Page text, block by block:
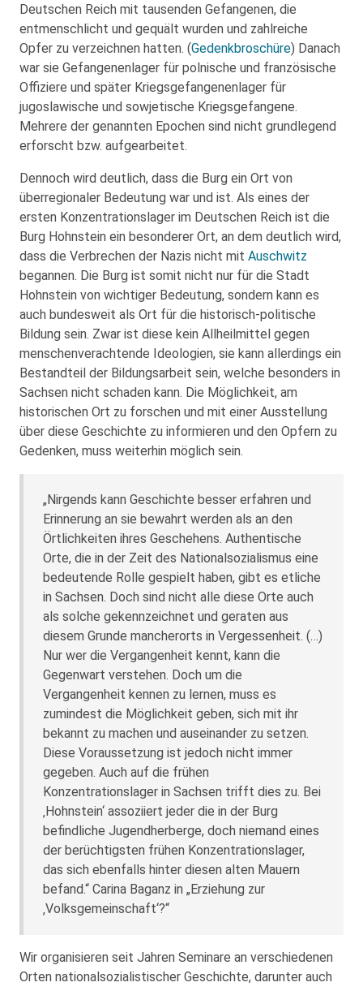
Deutschen Reich mit tausenden Gefangenen, die
entmenschlicht und gequält wurden und zahlreiche
Opfer zu verzeichnen hatten. (Gedenkbroschüre) Danach
war sie Gefangenenlager für polnische und französische
Offiziere und später Kriegsgefangenenlager für
jugoslawische und sowjetische Kriegsgefangene.
Mehrere der genannten Epochen sind nicht grundlegend
erforscht bzw. aufgearbeitet.
Dennoch wird deutlich, dass die Burg ein Ort von
überregionaler Bedeutung war und ist. Als eines der
ersten Konzentrationslager im Deutschen Reich ist die
Burg Hohnstein ein besonderer Ort, an dem deutlich wird,
dass die Verbrechen der Nazis nicht mit Auschwitz
begannen. Die Burg ist somit nicht nur für die Stadt
Hohnstein von wichtiger Bedeutung, sondern kann es
auch bundesweit als Ort für die historisch-politische
Bildung sein. Zwar ist diese kein Allheilmittel gegen
menschenverachtende Ideologien, sie kann allerdings ein
Bestandteil der Bildungsarbeit sein, welche besonders in
Sachsen nicht schaden kann. Die Möglichkeit, am
historischen Ort zu forschen und mit einer Ausstellung
über diese Geschichte zu informieren und den Opfern zu
Gedenken, muss weiterhin möglich sein.
„Nirgends kann Geschichte besser erfahren und
Erinnerung an sie bewahrt werden als an den
Örtlichkeiten ihres Geschehens. Authentische
Orte, die in der Zeit des Nationalsozialismus eine
bedeutende Rolle gespielt haben, gibt es etliche
in Sachsen. Doch sind nicht alle diese Orte auch
als solche gekennzeichnet und geraten aus
diesem Grunde mancherorts in Vergessenheit. (…)
Nur wer die Vergangenheit kennt, kann die
Gegenwart verstehen. Doch um die
Vergangenheit kennen zu lernen, muss es
zumindest die Möglichkeit geben, sich mit ihr
bekannt zu machen und auseinander zu setzen.
Diese Voraussetzung ist jedoch nicht immer
gegeben. Auch auf die frühen
Konzentrationslager in Sachsen trifft dies zu. Bei
‚Hohnstein‘ assoziiert jeder die in der Burg
befindliche Jugendherberge, doch niemand eines
der berüchtigsten frühen Konzentrationslager,
das sich ebenfalls hinter diesen alten Mauern
befand.“ Carina Baganz in „Erziehung zur
‚Volksgemeinschaft‘?“
Wir organisieren seit Jahren Seminare an verschiedenen
Orten nationalsozialistischer Geschichte, darunter auch